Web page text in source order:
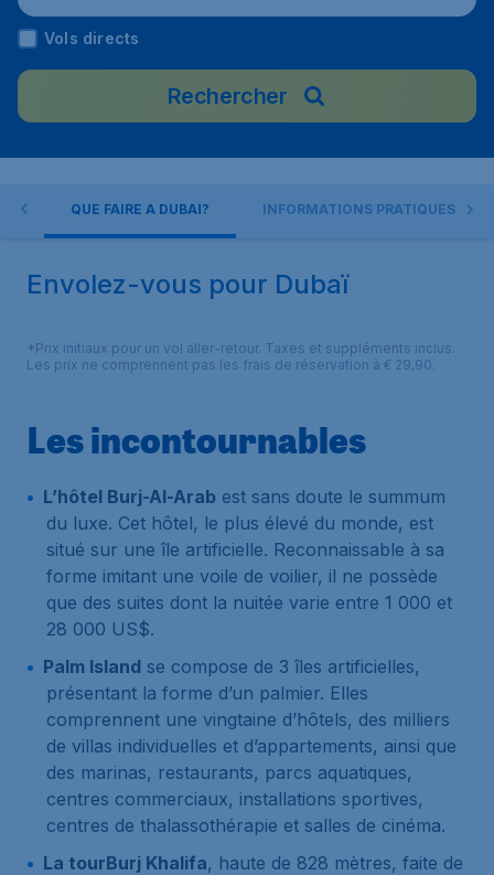
Émirats arabes unis
Vols directs
Rechercher
QUE FAIRE À DUBAÏ? INFORMATIONS PRATIQUES
Envolez-vous pour Dubaï
*Prix initiaux pour un vol aller-retour. Taxes et suppléments inclus.
Les prix ne comprennent pas les frais de réservation à € 29,90.
Les incontournables
L’hôtel Burj-Al-Arab est sans doute le summum
du luxe. Cet hôtel, le plus élevé du monde, est
situé sur une île artificielle. Reconnaissable à sa
forme imitant une voile de voilier, il ne possède
que des suites dont la nuitée varie entre 1 000 et
28 000 US$.
Palm Island se compose de 3 îles artificielles,
présentant la forme d’un palmier. Elles
comprennent une vingtaine d’hôtels, des milliers
de villas individuelles et d’appartements, ainsi que
des marinas, restaurants, parcs aquatiques,
centres commerciaux, installations sportives,
centres de thalassothérapie et salles de cinéma.
La tourBurj Khalifa, haute de 828 mètres, faite de